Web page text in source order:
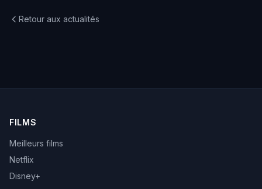
Retour aux actualités
FILMS
Meilleurs films
Netflix
Disney+